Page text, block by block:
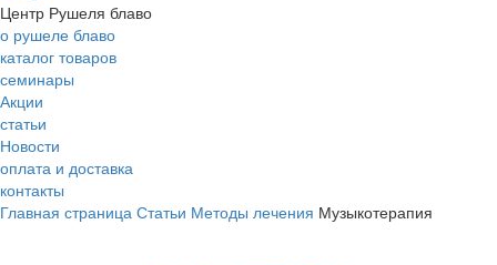
Центр Рушеля блаво
о рушеле блаво
каталог товаров
семинары
Акции
статьи
Новости
оплата и доставка
контакты
Главная страница Статьи Методы лечения Музыкотерапия